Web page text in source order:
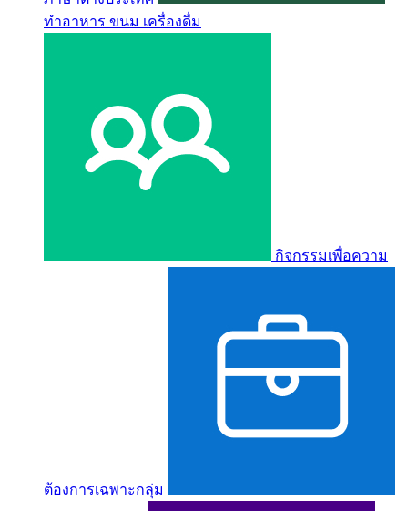
ทำอาหาร ขนม เครื่องดื่ม
กิจกรรมเพื่อความ
ต้องการเฉพาะกลุ่ม